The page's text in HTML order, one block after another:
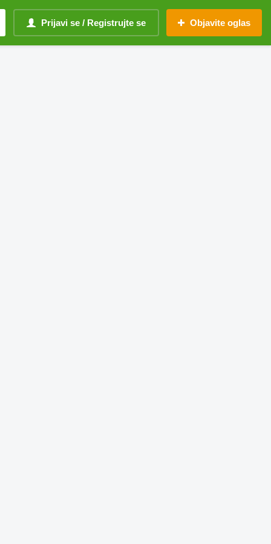
Prijavi se / Registrujte se Objavite oglas